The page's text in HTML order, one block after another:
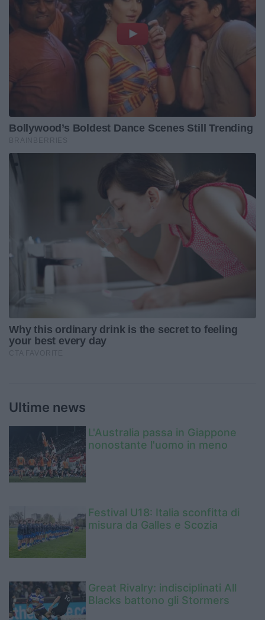
Ultime news
L'Australia passa in Giappone
nonostante l'uomo in meno
Festival U18: Italia sconfitta di
misura da Galles e Scozia
Great Rivalry: indisciplinati All
Blacks battono gli Stormers